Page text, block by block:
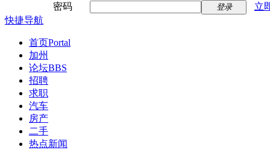
密码
登录
立
快捷导航
首页Portal
加州
论坛BBS
招聘
求职
汽车
房产
二手
热点新闻